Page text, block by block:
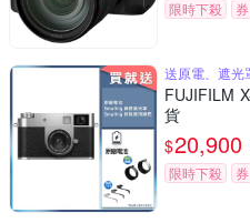
限時下殺
券
送原電、遮光
FUJIFILM
貨
$20,900
限時下殺
券